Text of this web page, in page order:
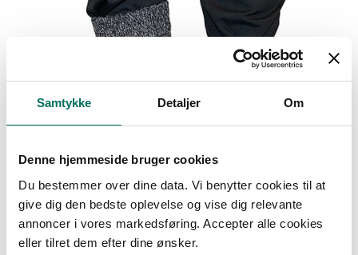
Samtykke Detaljer Om
Denne hjemmeside bruger cookies
Du bestemmer over dine data. Vi benytter cookies til at
give dig den bedste oplevelse og vise dig relevante
annoncer i vores markedsføring. Accepter alle cookies
eller tilret dem efter dine ønsker.